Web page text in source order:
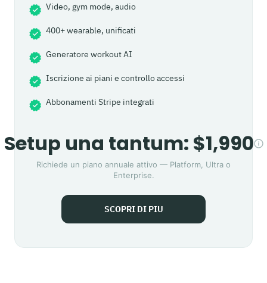
Video, gym mode, audio
400+ wearable, unificati
Generatore workout AI
Iscrizione ai piani e controllo accessi
Abbonamenti Stripe integrati
Setup una tantum: $1,990
Richiede un piano annuale attivo — Platform, Ultra o
Enterprise.
SCOPRI DI PIU